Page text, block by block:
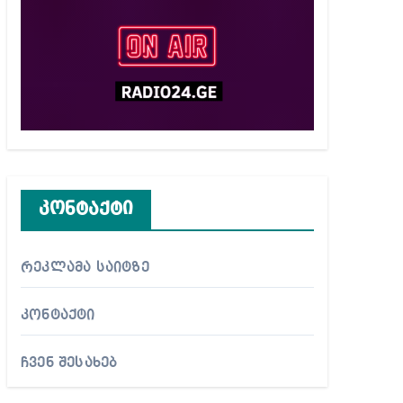
კონტაქტი
რეკლამა საიტზე
კონტაქტი
ჩვენ შესახებ